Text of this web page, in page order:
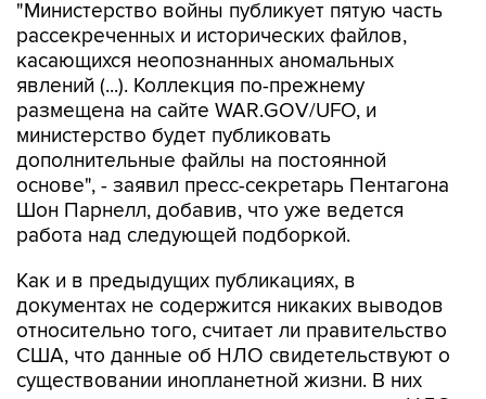
касающихся неопознанных аномальных
явлений (...). Коллекция по-прежнему
размещена на сайте WAR.GOV/UFO, и
министерство будет публиковать
дополнительные файлы на постоянной
основе", - заявил пресс-секретарь Пентагона
Шон Парнелл, добавив, что уже ведется
работа над следующей подборкой.
Как и в предыдущих публикациях, в
относительно того, считает ли правительство
США, что данные об НЛО свидетельствуют о
существовании инопланетной жизни. В них
также не указывается, представляют ли НЛО
угрозу национальной безопасности США.